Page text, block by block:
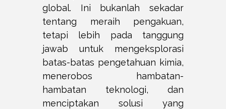
global. Ini bukanlah sekadar
tentang meraih pengakuan,
tetapi lebih pada tanggung
jawab untuk mengeksplorasi
batas-batas pengetahuan kimia,
menerobos hambatan-
hambatan teknologi, dan
menciptakan solusi yang